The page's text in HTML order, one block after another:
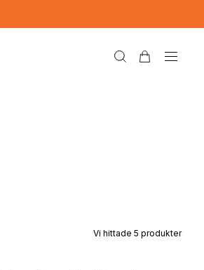
Vi hittade 5 produkter